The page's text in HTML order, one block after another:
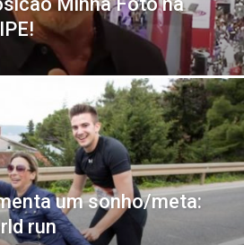
um sonho/meta:
run